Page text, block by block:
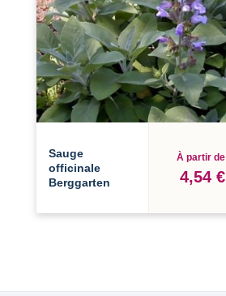
Sauge
officinale
Berggarten
À partir de
4,54 €